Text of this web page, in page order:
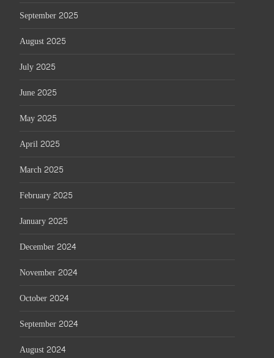
September 2025
August 2025
July 2025
June 2025
May 2025
April 2025
March 2025
February 2025
January 2025
December 2024
November 2024
October 2024
September 2024
August 2024